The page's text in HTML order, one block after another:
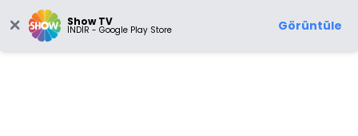
Show TV
İNDİR - Google Play Store Görüntüle